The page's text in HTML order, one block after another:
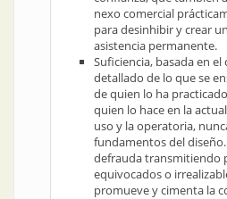
nexo comercial
para desinhibir y crear
asistencia permanente.
Suficiencia, basada en
detallado de lo que se
de quien lo ha
quien lo hace en la
uso y la operatoria,
fundamentos del
defrauda transmitiendo
equivocados o
promueve y cimenta la